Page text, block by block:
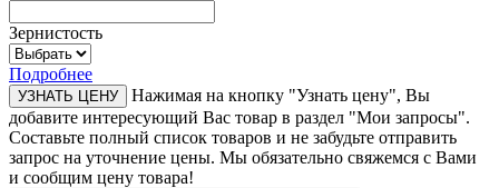
Зернистость
Подробнее
УЗНАТЬ ЦЕНУ
Нажимая на кнопку "Узнать цену", Вы
добавите интересующий Вас товар в раздел "Мои запросы".
Составьте полный список товаров и не забудьте отправить
запрос на уточнение цены. Мы обязательно свяжемся с Вами
и сообщим цену товара!